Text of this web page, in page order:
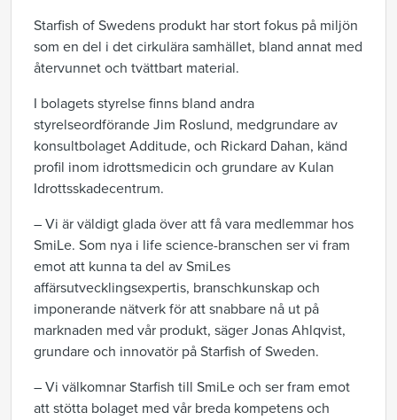
Starfish of Swedens produkt har stort fokus på miljön
som en del i det cirkulära samhället, bland annat med
återvunnet och tvättbart material.
I bolagets styrelse finns bland andra
styrelseordförande Jim Roslund, medgrundare av
konsultbolaget Additude, och Rickard Dahan, känd
profil inom idrottsmedicin och grundare av Kulan
Idrottsskadecentrum.
– Vi är väldigt glada över att få vara medlemmar hos
SmiLe. Som nya i life science-branschen ser vi fram
emot att kunna ta del av SmiLes
affärsutvecklingsexpertis, branschkunskap och
imponerande nätverk för att snabbare nå ut på
marknaden med vår produkt, säger Jonas Ahlqvist,
grundare och innovatör på Starfish of Sweden.
– Vi välkomnar Starfish till SmiLe och ser fram emot
att stötta bolaget med vår breda kompetens och